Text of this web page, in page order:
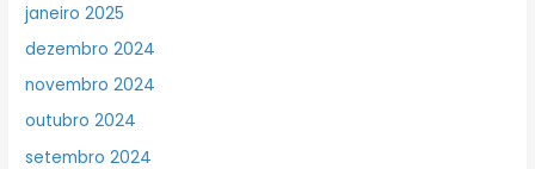
janeiro 2025
dezembro 2024
novembro 2024
outubro 2024
setembro 2024